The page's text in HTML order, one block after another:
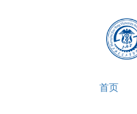
首页